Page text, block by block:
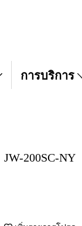
การบริการ
JW-200SC-NY